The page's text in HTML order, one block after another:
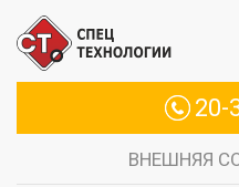
20-
ВНЕШНЯЯ